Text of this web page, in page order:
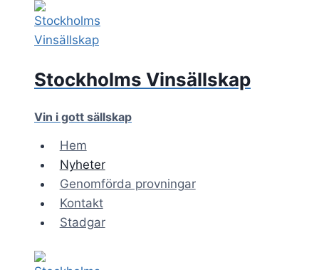
content
Stockholms Vinsällskap
Vin i gott sällskap
Hem
Nyheter
Genomförda provningar
Kontakt
Stadgar